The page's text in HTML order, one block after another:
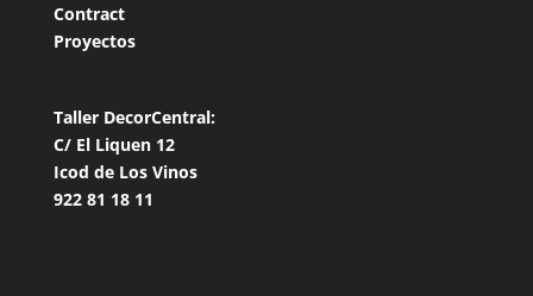
Contract
Proyectos
Taller DecorCentral:
C/ El Liquen 12
Icod de Los Vinos
922 81 18 11